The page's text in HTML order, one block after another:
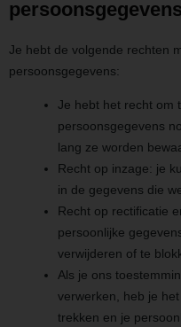
persoonsgegevens
Je hebt de volgende rechten
persoonsgegevens:
Je hebt het recht om
persoonsgegevens
lang ze worden
Recht op inzage: je
in de gegevens die
Recht op rectificatie
persoonlijke
verwijderen of te
Als je ons
verwerken, heb je
trekken en je